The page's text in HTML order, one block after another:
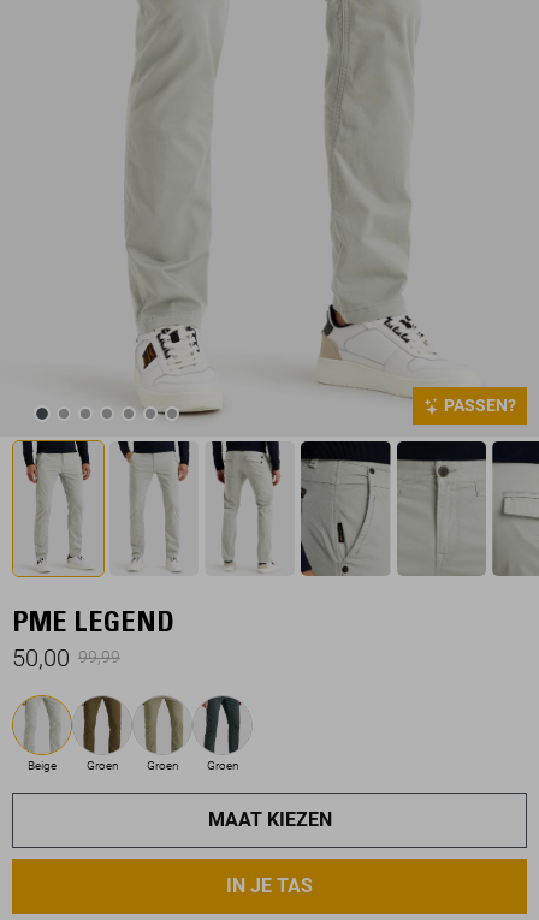
PASSEN?
PME LEGEND
50,00 99,99
Beige Groen Groen Groen
MAAT KIEZEN
IN JE TAS